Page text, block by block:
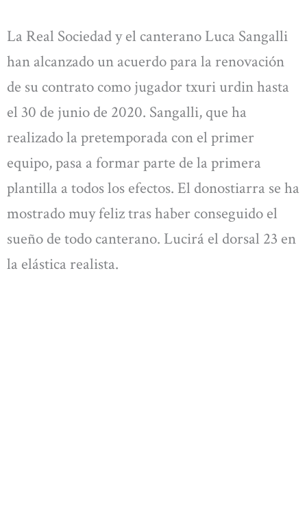
La Real Sociedad y el canterano Luca Sangalli
han alcanzado un acuerdo para la renovación
de su contrato como jugador txuri urdin hasta
el 30 de junio de 2020. Sangalli, que ha
realizado la pretemporada con el primer
equipo, pasa a formar parte de la primera
plantilla a todos los efectos. El donostiarra se ha
mostrado muy feliz tras haber conseguido el
sueño de todo canterano. Lucirá el dorsal 23 en
la elástica realista.